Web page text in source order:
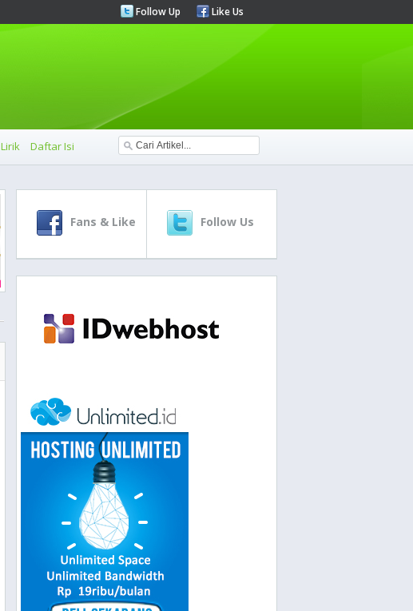
Follow Up Like Us
Lirik Daftar Isi
Fans & Like Follow Us